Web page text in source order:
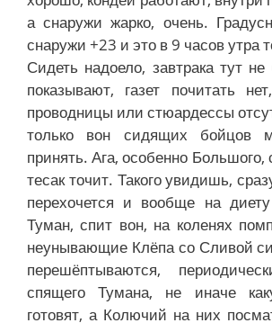
а снаружи жарко, очень.
снаружи +23 и это в 9 часов утра
Сидеть надоело, завтрака тут
показывают, газет почитать
проводницы или стюардессы
только вон сидящих бойцов
принять. Ага, особенно Большого,
тесак точит. Такого увидишь,
перехочется и вообще на
Туман, спит вон, на коленях
неунывающие Клёпа со Сливой
перешёптываются,
спящего Тумана, не иначе
готовят, а Колючий на них